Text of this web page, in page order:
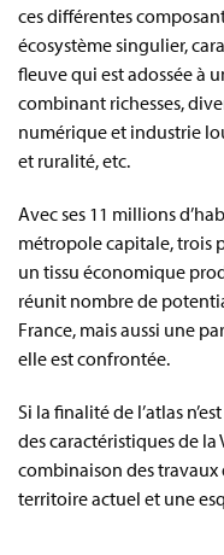
ces différentes
écosystème singulier,
fleuve qui est adossée à
combinant richesses,
numérique et industrie
et ruralité, etc.
Avec ses 11 millions
métropole capitale, trois
un tissu économique
réunit nombre de
France, mais aussi une
elle est confrontée.
Si la finalité de l’atlas
des caractéristiques de la
combinaison des travaux
territoire actuel et une